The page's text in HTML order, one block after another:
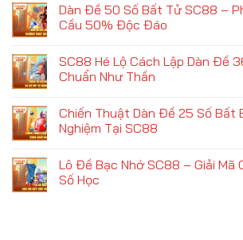
Dàn Đề 50 Số Bất Tử SC88 –
Cầu 50% Độc Đáo
SC88 Hé Lộ Cách Lập Dàn Đề
Chuẩn Như Thần
Chiến Thuật Dàn Đề 25 Số Bất
Nghiệm Tại SC88
Lô Đề Bạc Nhớ SC88 – Giải Mã
Số Học